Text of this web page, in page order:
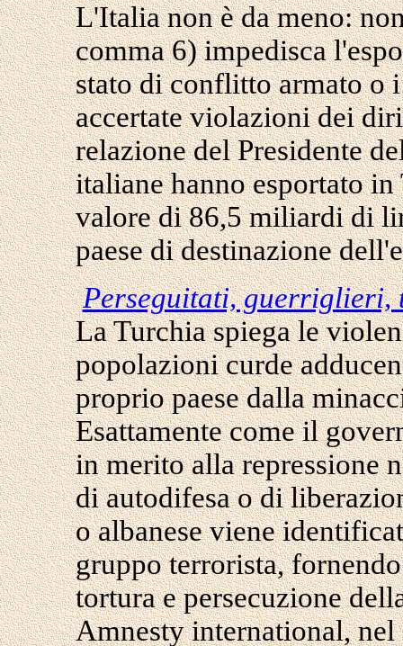
L'Italia non è da meno:
comma 6) impedisca
stato di conflitto armato o
accertate violazioni dei
relazione del Presidente
italiane hanno esportato
valore di 86,5 miliardi di
paese di destinazione
Perseguitati, guerriglieri,
La Turchia spiega le
popolazioni curde
proprio paese dalla
Esattamente come il
in merito alla repressione
di autodifesa o di
o albanese viene
gruppo terrorista,
tortura e persecuzione
Amnesty international,